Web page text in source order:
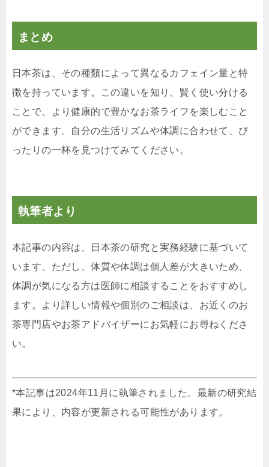
まとめ
日本茶は、その種類によって異なるカフェイン量と特
徴を持っています。この違いを知り、賢く使い分ける
ことで、より健康的で豊かなお茶ライフを楽しむこと
ができます。自分の生活リズムや体調に合わせて、ぴ
ったりの一杯を見つけてみてください。
執筆者より
本記事の内容は、日本茶の研究と実務経験に基づいて
います。ただし、体質や体調は個人差が大きいため、
体調が気になる方は医師に相談することをおすすめし
ます。より詳しい情報や個別のご相談は、お近くのお
茶専門店やお茶アドバイザーにお気軽にお尋ねくださ
い。
*本記事は2024年11月に執筆されました。最新の研究結
果により、内容が更新される可能性があります。